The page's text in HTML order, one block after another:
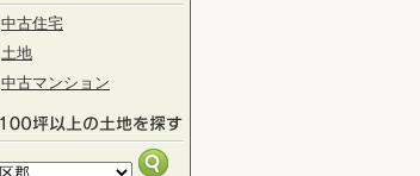
中古住宅
土地
中古マンション